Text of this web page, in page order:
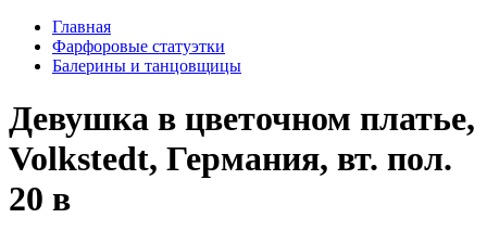
Главная
Фарфоровые статуэтки
Балерины и танцовщицы
Девушка в цветочном платье,
Volkstedt, Германия, вт. пол.
20 в